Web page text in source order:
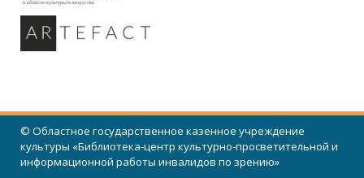
© Областное государственное казенное учреждение
культуры «Библиотека-центр культурно-просветительной и
информационной работы инвалидов по зрению»